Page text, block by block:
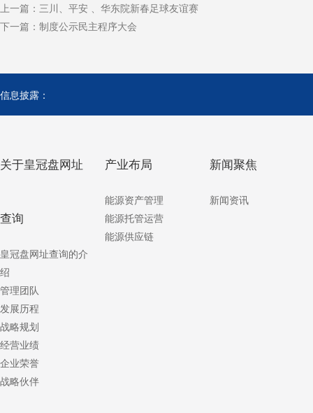
上一篇： 三川、平安 、华东院新春足球友谊赛
下一篇： 制度公示民主程序大会
信息披露：
关于皇冠盘网址
查询
皇冠盘网址查询的介
绍
管理团队
发展历程
战略规划
经营业绩
企业荣誉
战略伙伴
产业布局
能源资产管理
能源托管运营
能源供应链
新闻聚焦
新闻资讯